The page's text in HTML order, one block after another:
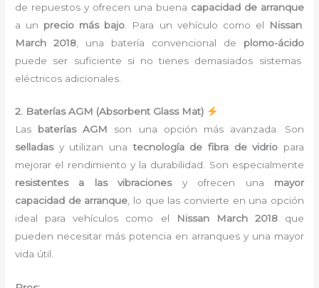
de repuestos y ofrecen una buena capacidad de arranque
a un precio más bajo . Para un vehículo como el
Nissan
March 2018 , una batería convencional de plomo-ácido
puede ser suficiente si no tienes demasiados sistemas
eléctricos adicionales.
2. Baterías AGM (Absorbent Glass Mat)
Las baterías AGM son una opción más avanzada. Son
selladasy utilizan unatecnología de fibra de vidrio para
mejorar el rendimiento y la durabilidad. Son especialmente
resistentes a las vibracionesy ofrecen una mayor
capacidad de arranque, lo que las convierte en una opción
ideal para vehículos como el
Nissan March 2018que
pueden necesitar más potencia en arranques y una mayor
vida útil.